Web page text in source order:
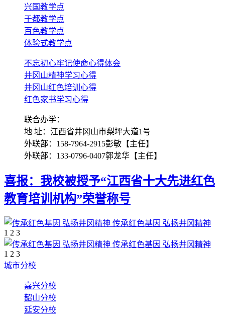
兴国教学点
于都教学点
百色教学点
体验式教学点
不忘初心牢记使命心得体会
井冈山精神学习心得
井冈山红色培训心得
红色家书学习心得
联合办学：
地 址：江西省井冈山市梨坪大道1号
外联部：158-7964-2915彭敏【主任】
外联部：133-0796-0407郭龙华【主任】
喜报：我校被授予“江西省十大先进红色
教育培训机构”荣誉称号
传承红色基因 弘扬井冈精神
1 2 3
传承红色基因 弘扬井冈精神
1 2 3
城市分校
嘉兴分校
韶山分校
延安分校